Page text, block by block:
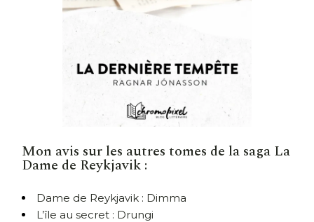
Mon avis sur les autres tomes de la saga La
Dame de Reykjavik :
Dame de Reykjavik : Dimma
L’île au secret : Drungi